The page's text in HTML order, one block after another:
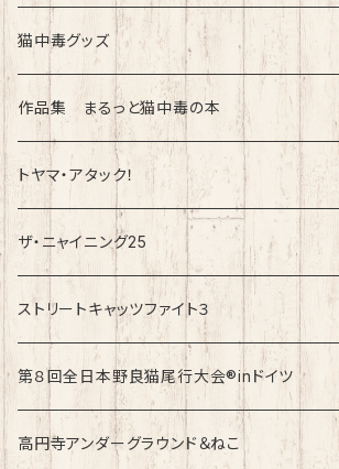
猫中毒グッズ
ラバーバンド（ブレスレット・リストバンド）
作品集 まるっと猫中毒の本
トヤマ・アタック！
ザ・ニャイニング25
速乾ドライタイプ
綿100%ノーマルタイプ
ストリートキャッツファイト３
速乾ドライタイプ
綿100%ノーマルタイプ
第８回全日本野良猫尾行大会®︎inドイツ
第8回全日本野良猫尾行大会®︎inドイツ Light
高円寺アンダーグラウンド＆ねこ